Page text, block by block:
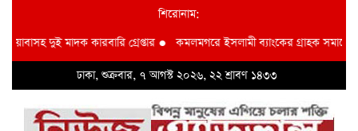
শিরোনাম:
দুই মাদক কারবারি গ্রেপ্তার●কমলমগরে ইসলামী ব্যাংকের গ্রাহক সমাবেশ ‎
ঢাকা, শুক্রবার, ৭ আগস্ট ২০২৬, ২২ শ্রাবণ ১৪৩৩